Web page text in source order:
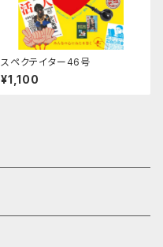
スペクテイター46号
¥1,100